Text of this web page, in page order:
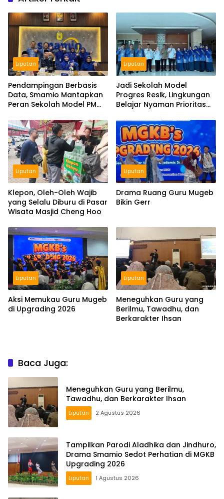
Liputan
Pendampingan Berbasis
Data, Smamio Mantapkan
Peran Sekolah Model PM
Liputan
Jadi Sekolah Model
Progres Resik, Lingkungan
Belajar Nyaman Prioritas
Liputan
Klepon, Oleh-Oleh Wajib
yang Selalu Diburu di Pasar
Wisata Masjid Cheng Hoo
Liputan
Drama Ruang Guru Mugeb
Bikin Gerr
Liputan
Aksi Memukau Guru Mugeb
di Upgrading 2026
Liputan
Meneguhkan Guru yang
Berilmu, Tawadhu, dan
Berkarakter Ihsan
Baca Juga:
Meneguhkan Guru yang Berilmu,
Tawadhu, dan Berkarakter Ihsan
Liputan 2 Agustus 2026
Tampilkan Parodi Aladhika dan Jindhuro,
Drama Smamio Sedot Perhatian di MGKB
Upgrading 2026
Liputan 1 Agustus 2026